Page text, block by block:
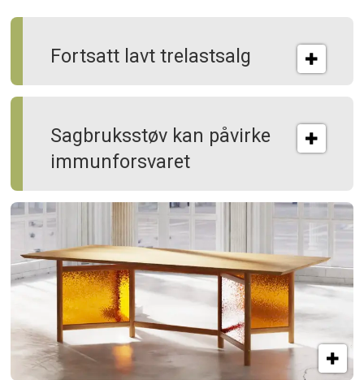
Fortsatt lavt trelastsalg
Sagbruksstøv kan på­virke
immun­forsvaret